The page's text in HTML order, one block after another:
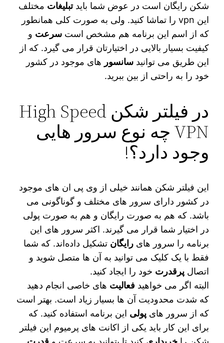
شکن رایگان است در عوض شما بایدتبلیغات مختلف
این vpn را تماشا کنید. ولی به صورت کلی همانطور
که از اسم این برنامه هم مشخص استسرعت و
کیفیت بسیار بالایی در اختیارتان قرار می‌ گیرد. که از
این طریق می‌ توانیدسانسور های موجود در کشور
خود را به راحتی از بین ببرید.
در فیلتر شکن High Speed
VPN چه نوع سرور هایی
وجود دارد؟!
این فیلتر شکن همانند خیلی از وی‌ پی‌ ان‌ های موجود
در کشور دارای سرور های مختلف و گوناگونی می‌
باشد. که هم به صورت رایگان و هم به صورت پولی
در اختیار شما قرار می‌ گیرند. اکثر سرور های این
برنامه را سرور هایرایگان تشکیل داده‌اند. که شما
فقط با یک کلیک می‌ توانید به آن ها متصل شوید و
اتصالپرقدرت خود را ایجاد کنید.
البته اگر می‌ خواهید فعالیت‌ های خاصی انجام دهید
که شدت محدودیت آن ها بسیار زیاد است. بهتر است
که از سرور هایپولی این برنامه استفاده کنید. که
برای این کار باید یکی از اکانت‌ های پرمیوم این فیلتر